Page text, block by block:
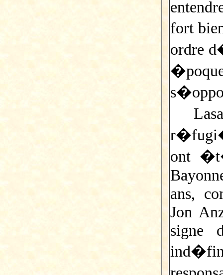
fort
ordre
ont
ans,
Jon
signe